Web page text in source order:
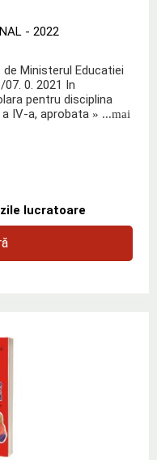
- 2022
Ministerul Educatiei
0. 2021 In
pentru disciplina
IV-a, aprobata » ...mai
lucratoare